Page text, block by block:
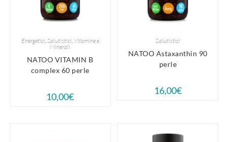
Energetici, Salutistici, Vitamine e
Minerali
NATOO VITAMIN B
complex 60 perle
10,00€
Salutistici
NATOO Astaxanthin 90
perle
16,00€